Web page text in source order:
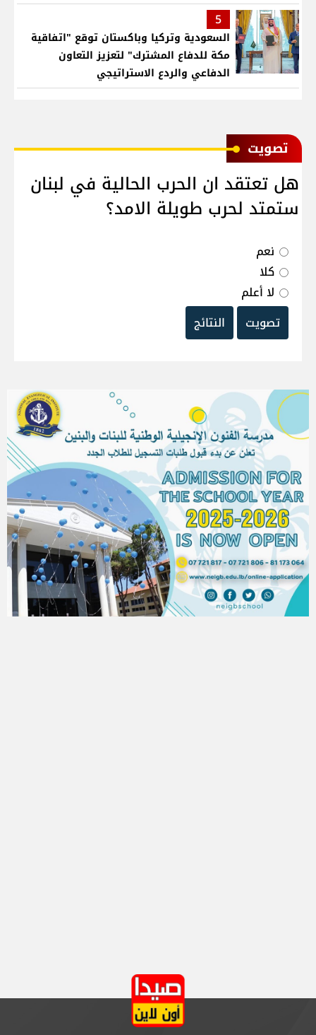
5
السعودية وتركيا وباكستان توقع "اتفاقية
مكة للدفاع المشترك" لتعزيز التعاون
الدفاعي والردع الاستراتيجي
ﺗﺼﻮﻳﺖ
هل تعتقد ان الحرب الحالية في لبنان
ستمتد لحرب طويلة الامد؟
نعم
كلا
لا أعلم
تصويت
النتائج